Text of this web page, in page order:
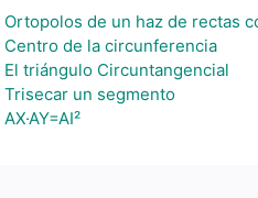
Ortopolos de un haz de rectas
Centro de la circunferencia
El triángulo Circuntangencial
Trisecar un segmento
AX·AY=AI²